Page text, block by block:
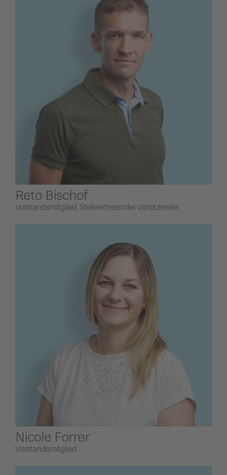
Reto Bischof
Vorstandsmitglied, Stellvertretender Vorsitzender
Nicole Forrer
Vorstandsmitglied